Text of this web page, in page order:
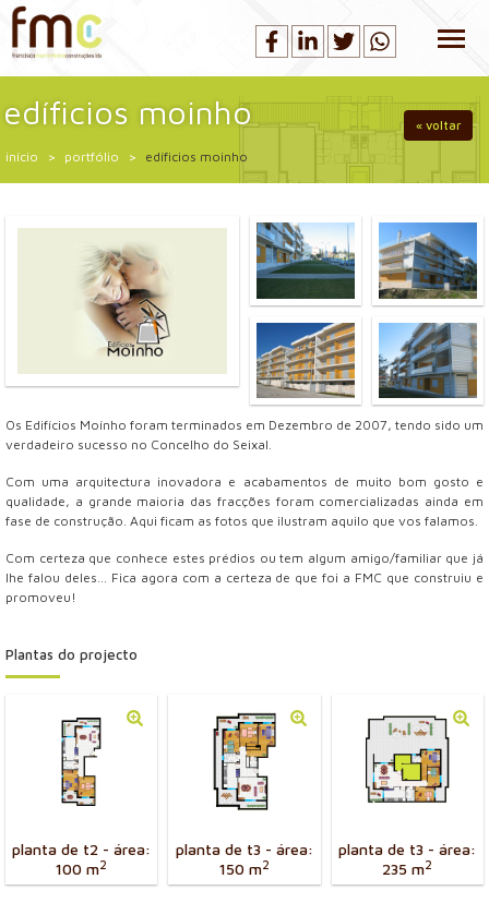
edíficios moinho « voltar
início portfólio edíficios moinho
Os Edifícios Moínho foram terminados em Dezembro de 2007, tendo sido um
verdadeiro sucesso no Concelho do Seixal.
Com uma arquitectura inovadora e acabamentos de muito bom gosto e
qualidade, a grande maioria das fracções foram comercializadas ainda em
fase de construção. Aqui ficam as fotos que ilustram aquilo que vos falamos.
Com certeza que conhece estes prédios ou tem algum amigo/familiar que já
lhe falou deles... Fica agora com a certeza de que foi a FMC que construiu e
promoveu!
Plantas do projecto
planta de t2 - área:
100 m2
planta de t3 - área:
150 m2
planta de t3 - área:
235 m2